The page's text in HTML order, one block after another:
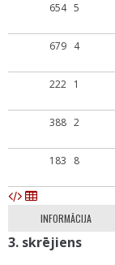
654 5
679 4
222 1
388 2
183 8
INFORMĀCIJA
3. skrējiens